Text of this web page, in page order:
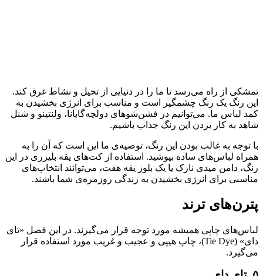
تمشکی از راه می‌رسد تا ما را در دنیایی از تخیل و نشاط غرق کند.
این رنگ یک رنگ چشمگیر است و مناسب برای انرژی بخشیدن به
کمد لباس ما. می‌توانیم در فشن‌شوهای دولچه‌گابانا، ولنتینو و شنل
شاهد به کار بردن این رنگ جذاب باشیم.
با توجه به غالب بودن این رنگ، توصیه‌ی ما این است که آن را به
همراه لباس‌های ساده بپوشید. استفاده از کت‌های یقه بلیزری در این
رنگ، دامن میدی نازک یا یک بلوز یقه هفت، می‌توانند انتخاب‌های
مناسبی برای انرژی بخشیدن به زندگی روزمره‌ی شما باشند.
پترن‌های ترند
لباس‌های چاپی همیشه مورد توجه قرار می‌گیرند. در این فصل «تای
دای» (Tie Dye)، چاپ هیپی و عجیب و غریب مورد استفاده قرار
می‌گیرد.